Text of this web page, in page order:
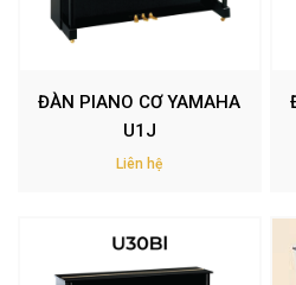
ĐÀN PIANO CƠ YAMAHA
U1J
Liên hệ